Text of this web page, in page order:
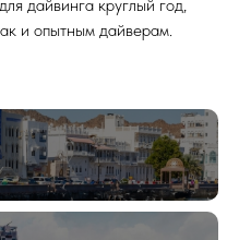
дайвинга круглый год,
и опытным дайверам.